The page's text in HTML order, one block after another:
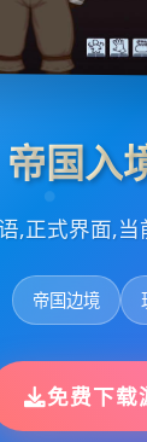
帝国入
,正式界面,
帝国边境
免费下载